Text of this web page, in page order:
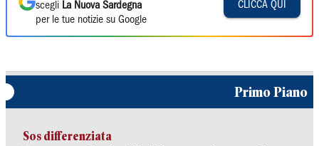
scegli La Nuova Sardegna
per le tue notizie su Google
CLICCA QUI
Primo Piano
Sos differenziata